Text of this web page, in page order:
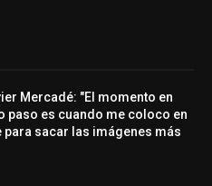
Mercadé: "El momento en
paso es cuando me coloco en
para sacar las imágenes más